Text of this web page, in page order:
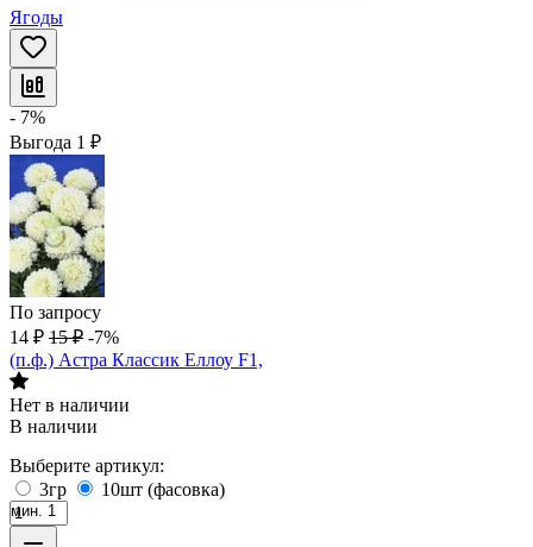
Ягоды
- 7%
Выгода 1 ₽
По запросу
14 ₽ 15 ₽ -7%
(п.ф.) Астра Классик Еллоу F1,
Нет в наличии
В наличии
Выберите артикул:
3гр
10шт (фасовка)
мин. 1